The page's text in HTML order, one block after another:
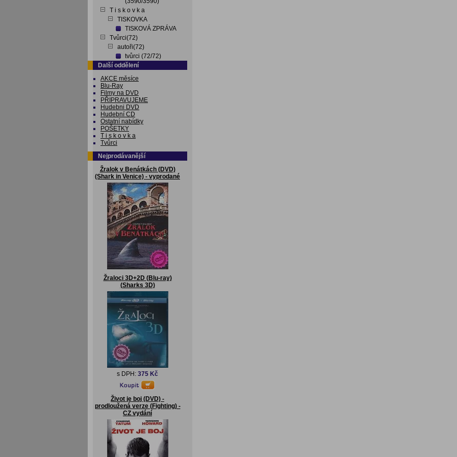
T i s k o v k a
TISKOVKA
TISKOVÁ ZPRÁVA
Tvůrci(72)
autoři(72)
tvůrci (72/72)
Další oddělení
AKCE měsíce
Blu-Ray
Filmy na DVD
PŘIPRAVUJEME
Hudebni DVD
Hudební CD
Ostatní nabídky
POŠETKY
T i s k o v k a
Tvůrci
Nejprodávanější
Žralok v Benátkách (DVD)
(Shark in Venice) - vyprodané
Žraloci 3D+2D (Blu-ray)
(Sharks 3D)
s DPH: 375 Kč
Život je boj (DVD) -
prodloužená verze (Fighting) -
CZ vydání